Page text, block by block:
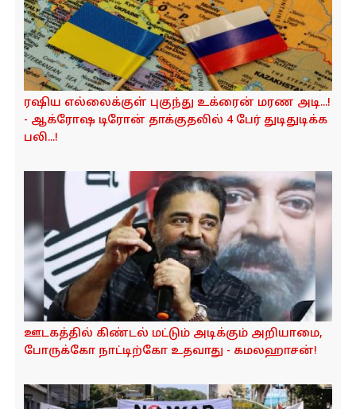
ரஷிய எல்லைக்குள் புகுந்து உக்ரைன் மரண அடி...!
- ஆக்ரோஷ டிரோன் தாக்குதலில் 4 பேர் துடிதுடிக்க
பலி...!
ஊடகத்தில் கிண்டல் மட்டும் அடிக்கும் அறியாமை,
போருக்கோ நாட்டிற்கோ உதவாது - கமலஹாசன்!